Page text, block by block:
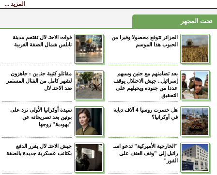
المزيد ...
تحت المجهر
الجزائر تتوقع محصولا وفيرا من
الحبوب هذا الموسم
قوات الاحتـ لال تقتحم مدينة
نابلس شمال الضفة الغربية
بعد تضامنهم مع جنين وسبهم
إسرائيل.. جيش الاحتلال يوقف
عددا من جنوده ويحيلهم على
التحقيق
مقاتلو كتيبة جنـ ين : جاهزون
لشهر كامل من القتال المستمر
ضد الاحتـ لال
هل خسرت روسيا 4 آلاف دبابة
في أوكرانيا؟
سيدة أوكرانيا الأولى ترد على
بوتين بعد تصريحاته عن
"يهودية" زوجها
"الخارجية الأميركية" تدعو اسـ
رائيل إلى "وقف العنف على
الفور"
جيش الاحتـ لال يقرر الدفع
بكتائب عسكرية جديدة بالضفة